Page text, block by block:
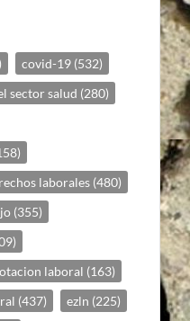
covid-19 (532)
sector salud (280)
laborales (480)
(355)
laboral (163)
(437) ezln (225)